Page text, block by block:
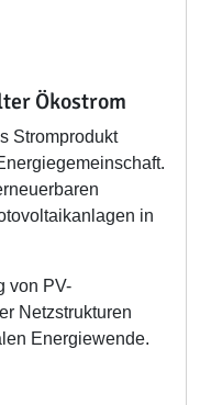
Ökostrom
Stromprodukt
in
von PV-
Netzstrukturen
Energiewende.